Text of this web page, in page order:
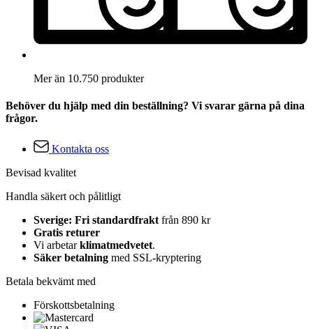
Mer än 10.750 produkter
Behöver du hjälp med din beställning? Vi svarar gärna på dina
frågor.
Kontakta oss
Bevisad kvalitet
Handla säkert och pålitligt
Sverige: Fri standardfrakt från 890 kr
Gratis returer
Vi arbetarklimatmedvetet.
Säker betalning med SSL-kryptering
Betala bekvämt med
Förskottsbetalning